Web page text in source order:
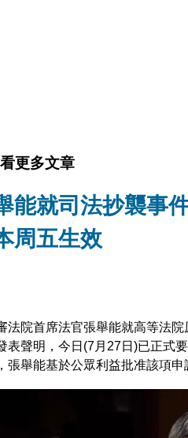
更多文章
能就司法抄襲事
周五生效
法院首席法官張舉能就高等法
表聲明，今日(7月27日)已正式
張舉能基於公眾利益批准該項申